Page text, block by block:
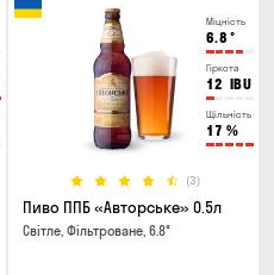
Міцність
6.8 °
Гіркота
12 IBU
Щільність
17 %
(3)
Пиво ППБ «Авторське» 0.5л
Світле, Фільтроване, 6.8°